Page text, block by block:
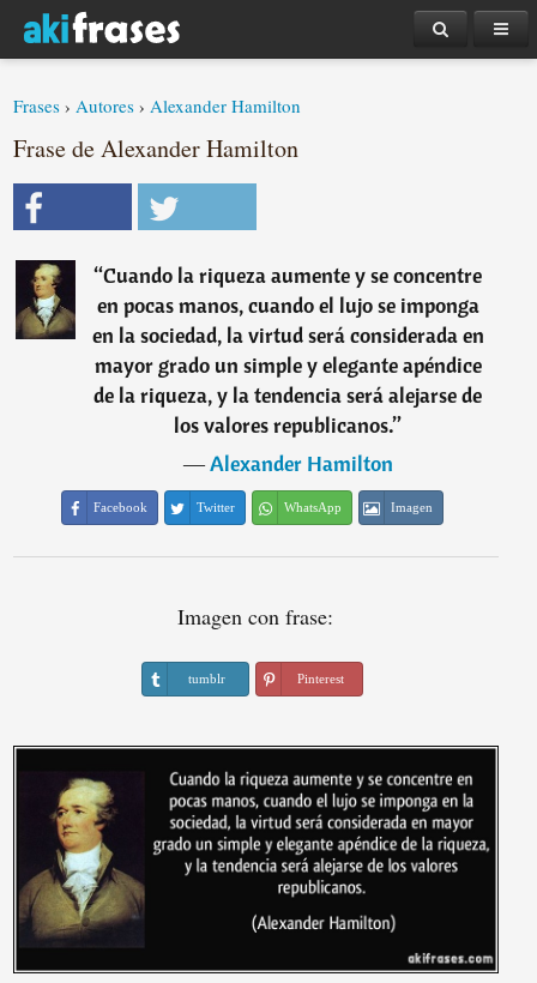
Frases ›Autores ›Alexander Hamilton
Frase de Alexander Hamilton
“Cuando la riqueza aumente y se concentre
en pocas manos, cuando el lujo se imponga
en la sociedad, la virtud será considerada en
mayor grado un simple y elegante apéndice
de la riqueza, y la tendencia será alejarse de
los valores republicanos.”
―Alexander Hamilton
Facebook Twitter WhatsApp Imagen
Imagen con frase:
tumblr Pinterest